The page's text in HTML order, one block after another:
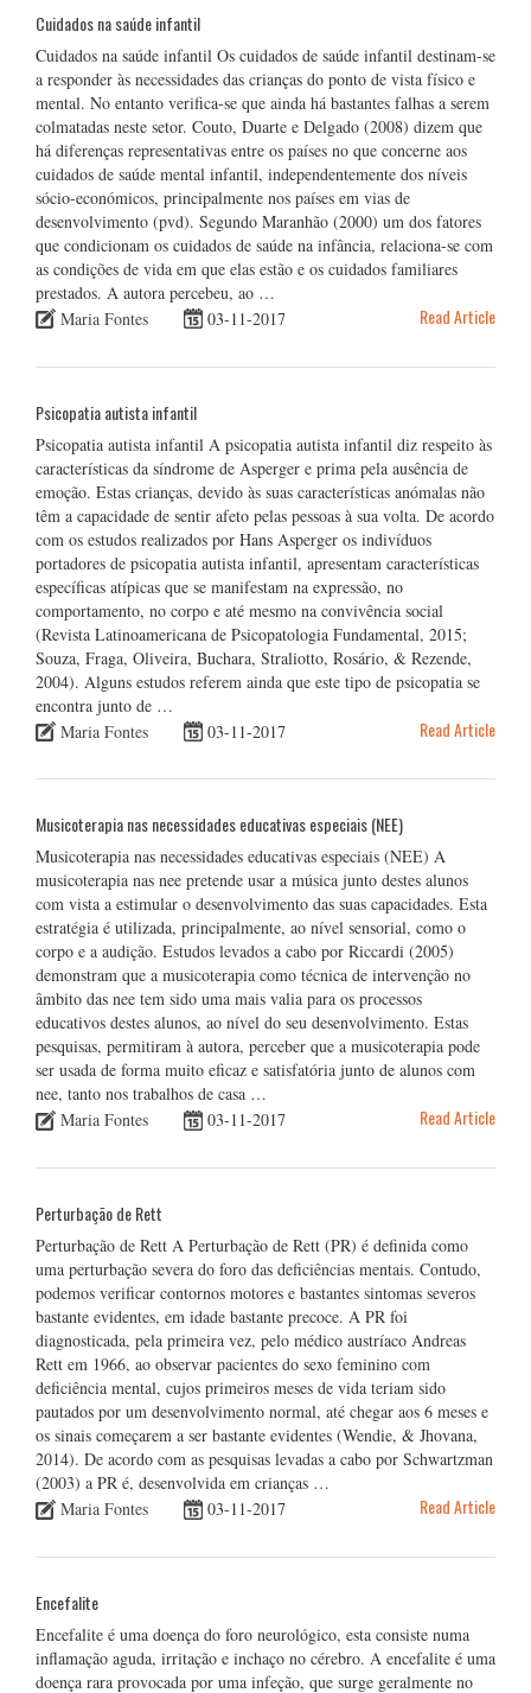
Cuidados na saúde infantil
Cuidados na saúde infantil Os cuidados de saúde infantil destinam-se
a responder às necessidades das crianças do ponto de vista físico e
mental. No entanto verifica-se que ainda há bastantes falhas a serem
colmatadas neste setor. Couto, Duarte e Delgado (2008) dizem que
há diferenças representativas entre os países no que concerne aos
cuidados de saúde mental infantil, independentemente dos níveis
sócio-económicos, principalmente nos países em vias de
desenvolvimento (pvd). Segundo Maranhão (2000) um dos fatores
que condicionam os cuidados de saúde na infância, relaciona-se com
as condições de vida em que elas estão e os cuidados familiares
prestados. A autora percebeu, ao …
Maria Fontes
03-11-2017 Read Article
Psicopatia autista infantil
Psicopatia autista infantil A psicopatia autista infantil diz respeito às
características da síndrome de Asperger e prima pela ausência de
emoção. Estas crianças, devido às suas características anómalas não
têm a capacidade de sentir afeto pelas pessoas à sua volta. De acordo
com os estudos realizados por Hans Asperger os indivíduos
portadores de psicopatia autista infantil, apresentam características
específicas atípicas que se manifestam na expressão, no
comportamento, no corpo e até mesmo na convivência social
(Revista Latinoamericana de Psicopatologia Fundamental, 2015;
Souza, Fraga, Oliveira, Buchara, Straliotto, Rosário, & Rezende,
2004). Alguns estudos referem ainda que este tipo de psicopatia se
encontra junto de …
Maria Fontes
03-11-2017 Read Article
Musicoterapia nas necessidades educativas especiais (NEE)
Musicoterapia nas necessidades educativas especiais (NEE) A
musicoterapia nas nee pretende usar a música junto destes alunos
com vista a estimular o desenvolvimento das suas capacidades. Esta
estratégia é utilizada, principalmente, ao nível sensorial, como o
corpo e a audição. Estudos levados a cabo por Riccardi (2005)
demonstram que a musicoterapia como técnica de intervenção no
âmbito das nee tem sido uma mais valia para os processos
educativos destes alunos, ao nível do seu desenvolvimento. Estas
pesquisas, permitiram à autora, perceber que a musicoterapia pode
ser usada de forma muito eficaz e satisfatória junto de alunos com
nee, tanto nos trabalhos de casa …
Maria Fontes
03-11-2017 Read Article
Perturbação de Rett
Perturbação de Rett A Perturbação de Rett (PR) é definida como
uma perturbação severa do foro das deficiências mentais. Contudo,
podemos verificar contornos motores e bastantes sintomas severos
bastante evidentes, em idade bastante precoce. A PR foi
diagnosticada, pela primeira vez, pelo médico austríaco Andreas
Rett em 1966, ao observar pacientes do sexo feminino com
deficiência mental, cujos primeiros meses de vida teriam sido
pautados por um desenvolvimento normal, até chegar aos 6 meses e
os sinais começarem a ser bastante evidentes (Wendie, & Jhovana,
2014). De acordo com as pesquisas levadas a cabo por Schwartzman
(2003) a PR é, desenvolvida em crianças …
Maria Fontes
03-11-2017 Read Article
Encefalite
Encefalite é uma doença do foro neurológico, esta consiste numa
inflamação aguda, irritação e inchaço no cérebro. A encefalite é uma
doença rara provocada por uma infeção, que surge geralmente no